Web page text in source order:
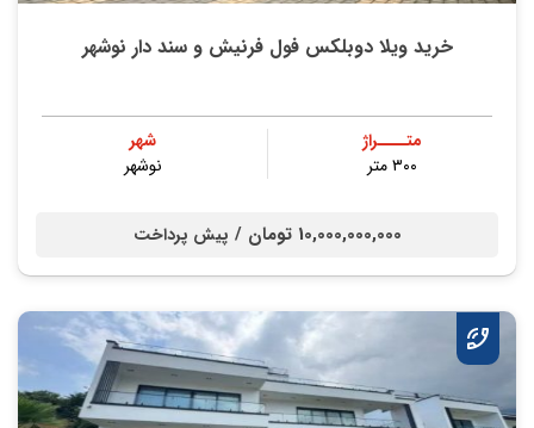
خرید ویلا دوبلکس فول فرنیش و سند دار نوشهر
متــــراژ
۳۰۰ متر
شهر
نوشهر
10,000,000,000 تومان / پیش پرداخت